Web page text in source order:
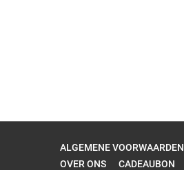
ALGEMENE VOORWAARDEN
OVER ONS
CADEAUBON